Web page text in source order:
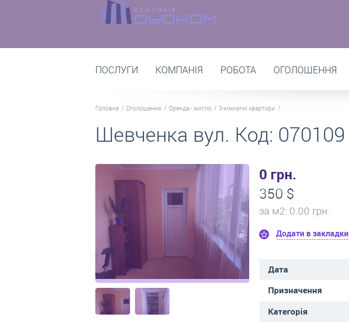
ПОСЛУГИ КОМПАНІЯ РОБОТА ОГОЛОШЕННЯ
Головна Оголошення Оренда - житло 3-кімнатні квартири
Шевченка вул. Код: 070109
0 грн.
350 $
за м2: 0.00 грн.
Додати в закладки
Дата
Призначення
Категорія